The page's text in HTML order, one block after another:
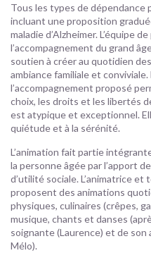
Tous les types de dépendance
incluant une proposition
maladie d’Alzheimer. L’équipe
l’accompagnement du grand
soutien à créer au quotidien
ambiance familiale et
l’accompagnement proposé
choix, les droits et les libertés
est atypique et exceptionnel.
quiétude et à la sérénité.
L’animation fait partie
la personne âgée par l’apport
d’utilité sociale. L’animatrice et
proposent des animations
physiques, culinaires (crêpes,
musique, chants et danses
soignante (Laurence) et de
Mélo).